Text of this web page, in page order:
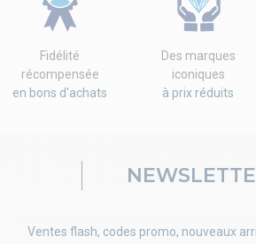
Fidélité
récompensée
en bons d'achats
Des marques
iconiques
à prix réduits
Ventes flash, codes promo, nouveaux